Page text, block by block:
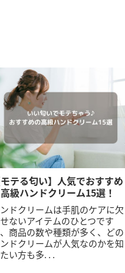
モテる匂い】人気でおすすめ
級ハンドクリーム15選！
ドクリームは手肌のケアに欠
ないアイテムのひとつです
商品の数や種類が多く、どの
ドクリームが人気なのかを知
い方も多. . .